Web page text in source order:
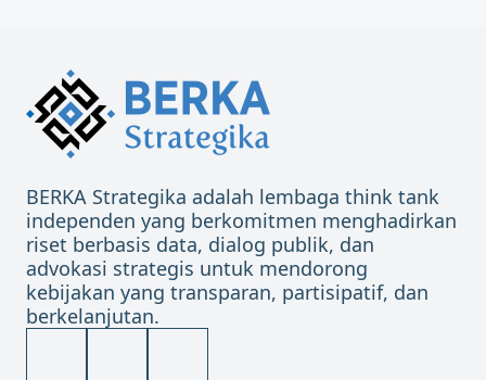
BERKA Strategika adalah lembaga think tank
independen yang berkomitmen menghadirkan
riset berbasis data, dialog publik, dan
advokasi strategis untuk mendorong
kebijakan yang transparan, partisipatif, dan
berkelanjutan.